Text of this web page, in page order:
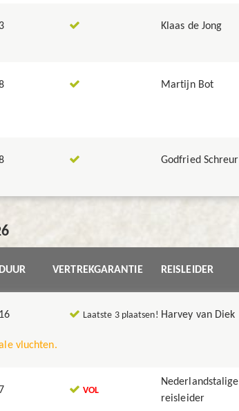
3 Klaas de Jong
Martijn Bot
Godfried Schreur
DUUR VERTREKGARANTIE REISLEIDER
16 Laatste 3 plaatsen! Harvey van Diek
vluchten.
7 VOL
Nederlandstalige
reisleider